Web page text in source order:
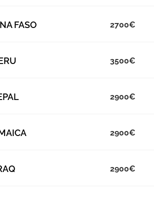
FASO 2700
3500
2900
2900
2900